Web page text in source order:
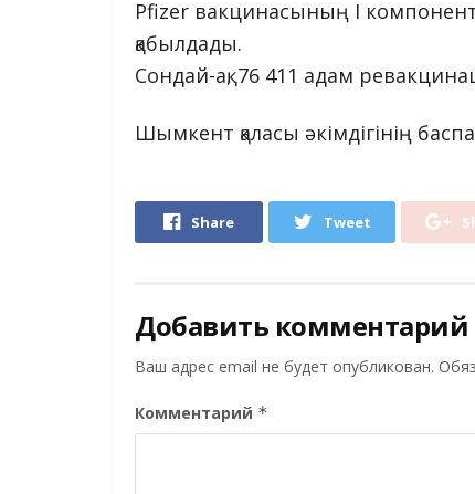
Pfizer вакцинасының I
қабылдады.
Сондай-ақ, 76 411 адам
Шымкент қаласы әкімдігінің
Share Tweet
Добавить комментарий
Ваш адрес email не будет опубликован.
Комментарий *